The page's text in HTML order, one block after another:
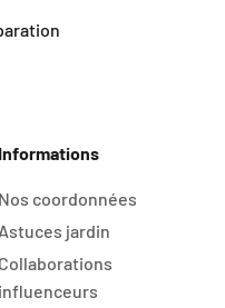
Informations
Nos coordonnées
Astuces jardin
Collaborations
influenceurs